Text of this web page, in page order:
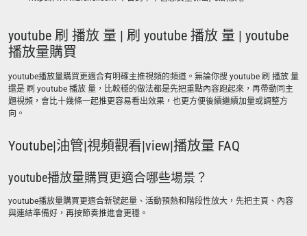
youtube 刷 播放 量 | 刷 youtube 播放 量 | youtube
播放量購買
youtube播放量購買更適合有明確主推視頻的頻道。無論你搜 youtube 刷 播放 量
還是 刷 youtube 播放 量，比較穩的做法都是先把重點內容跑起來，再帶動同主
題視頻，會比十幾條一起推更容易看出效果，也更方便後續繼續加量或調整方
向。
Youtube|油管|視頻觀看|view|播放量 FAQ
youtube播放量購買更適合哪些場景？
youtube播放量購買更適合新號起量、活動預熱和階段性放大，先把主頁、內容
與連結準備好，再按節奏推進會更穩。